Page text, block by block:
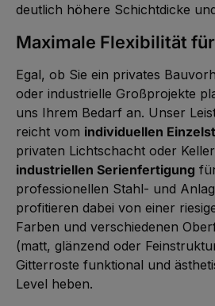
deutlich höhere Schichtdicke
Maximale Flexibilität
Egal, ob Sie ein privates
oder industrielle Großprojekte
uns Ihrem Bedarf an. Unser
reicht vom individuellen
privaten Lichtschacht oder
industriellen Serienfertigung
professionellen Stahl- und
profitieren dabei von einer
Farben und verschiedenen
(matt, glänzend oder
Gitterroste funktional und
Level heben.